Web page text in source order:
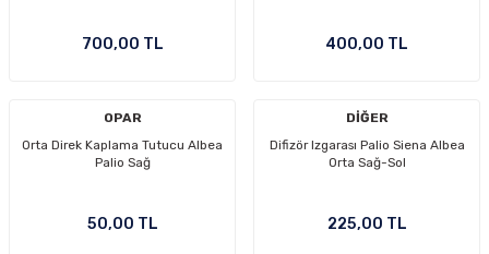
700,00 TL 400,00 TL
OPAR
Orta Direk Kaplama Tutucu Albea
Palio Sağ
50,00 TL
DİĞER
Difizör Izgarası Palio Siena Albea
Orta Sağ-Sol
225,00 TL